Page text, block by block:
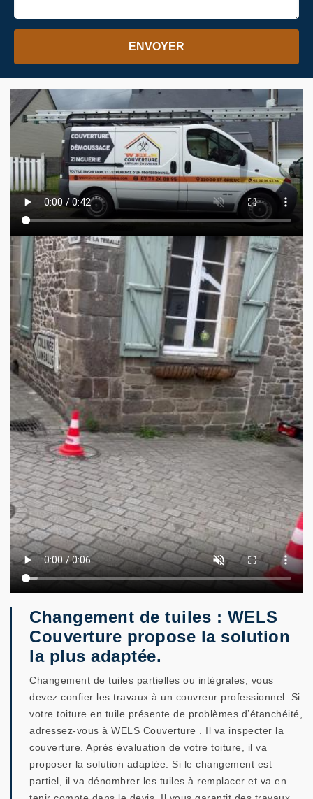
Changement de tuiles : WELS
Couverture propose la solution
la plus adaptée.
Changement de tuiles partielles ou intégrales, vous
devez confier les travaux à un couvreur professionnel. Si
votre toiture en tuile présente de problèmes d’étanchéité,
adressez-vous à WELS Couverture . Il va inspecter la
couverture. Après évaluation de votre toiture, il va
proposer la solution adaptée. Si le changement est
partiel, il va dénombrer les tuiles à remplacer et va en